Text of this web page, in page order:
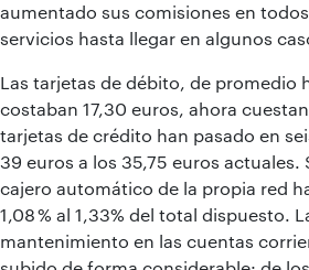
aumentado sus comisiones en
servicios hasta llegar en algunos
Las tarjetas de débito, de promedio
costaban 17,30 euros, ahora
tarjetas de crédito han pasado en
39 euros a los 35,75 euros actuales.
cajero automático de la propia red
1,08 % al 1,33% del total dispuesto.
mantenimiento en las cuentas